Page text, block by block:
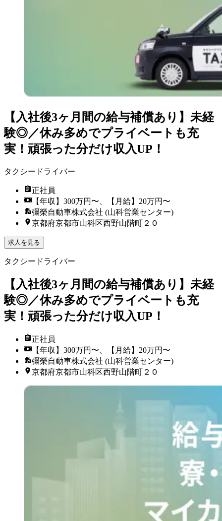
【入社後3ヶ月間の給与補償あり】未経
験◎／休み多めでプライベートも充
実！頑張った分だけ収入UP！
タクシードライバー
正社員
【年収】300万円〜、【月給】20万円〜
彌榮自動車株式会社 (山科営業センター)
京都府京都市山科区西野山階町２０
求人を見る
タクシードライバー
【入社後3ヶ月間の給与補償あり】未経
験◎／休み多めでプライベートも充
実！頑張った分だけ収入UP！
正社員
【年収】300万円〜、【月給】20万円〜
彌榮自動車株式会社 (山科営業センター)
京都府京都市山科区西野山階町２０